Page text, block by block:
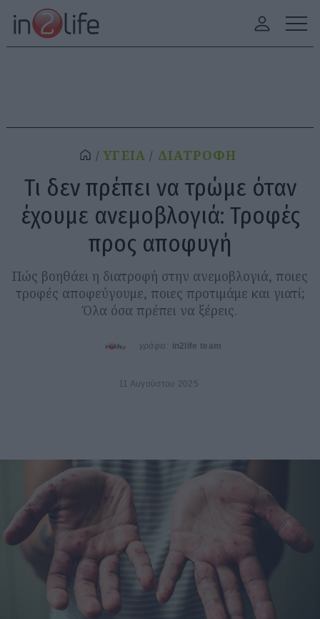
ΥΓΕΙΑ ΔΙΑΤΡΟΦΗ
Τι δεν πρέπει να τρώμε όταν
έχουμε ανεμοβλογιά: Τροφές
προς αποφυγή
Πώς βοηθάει η διατροφή στην ανεμοβλογιά, ποιες
τροφές αποφεύγουμε, ποιες προτιμάμε και γιατί;
Όλα όσα πρέπει να ξέρεις.
γράφει: in2life team
11 Αυγούστου 2025